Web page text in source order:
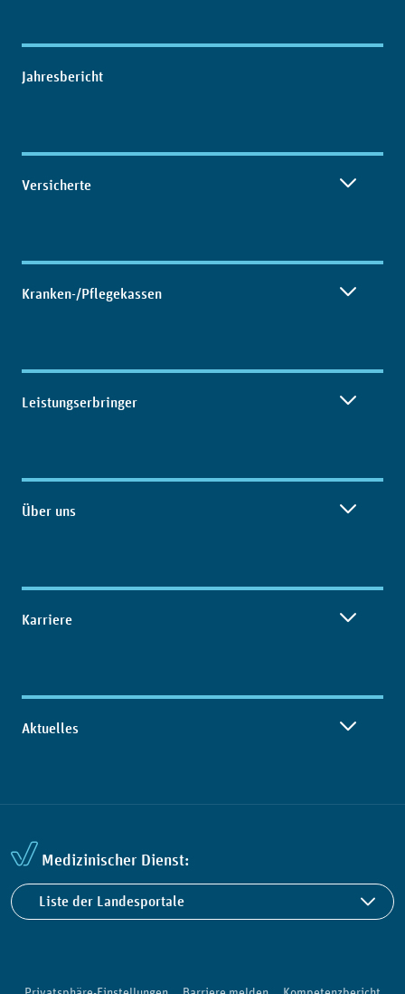
Inhaltsübersicht
Jahresbericht
Versicherte
Kranken-/Pflegekassen
Leistungserbringer
Über uns
Karriere
Aktuelles
Medizinischer Dienst:
Liste der Landesportale